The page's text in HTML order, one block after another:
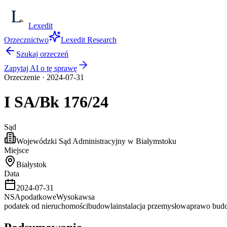
Lexedit
Orzecznictwo
Lexedit Research
Szukaj orzeczeń
Zapytaj AI o tę sprawę
Orzeczenie · 2024-07-31
I SA/Bk 176/24
Sąd
Wojewódzki Sąd Administracyjny w Białymstoku
Miejsce
Białystok
Data
2024-07-31
NSApodatkoweWysokawsa
podatek od nieruchomościbudowlainstalacja przemysłowaprawo